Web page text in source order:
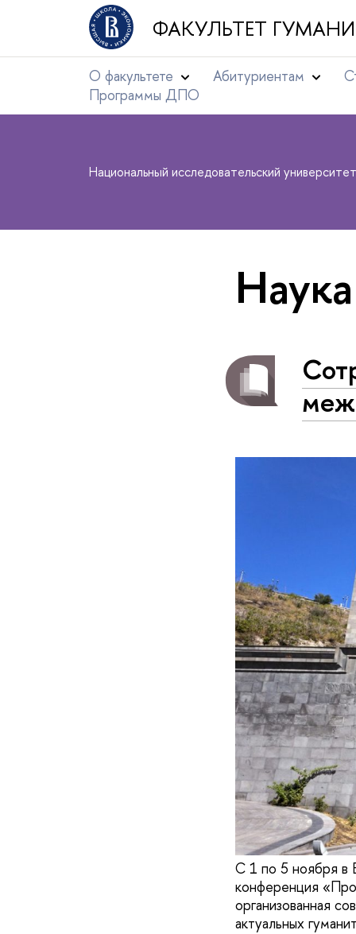
ФАКУЛЬТЕТ
О факультете Абитуриентам
Программы ДПО
Национальный исследовательский
Наука
С 1 по 5 ноября в
конференция
организованная
актуальных